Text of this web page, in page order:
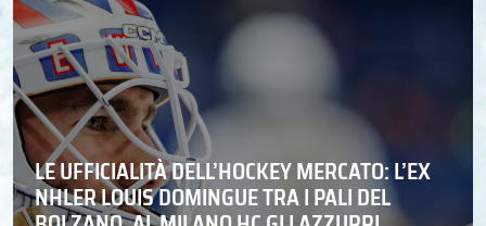
LE UFFICIALITÀ DELL’HOCKEY MERCATO: L’EX
NHLER LOUIS DOMINGUE TRA I PALI DEL